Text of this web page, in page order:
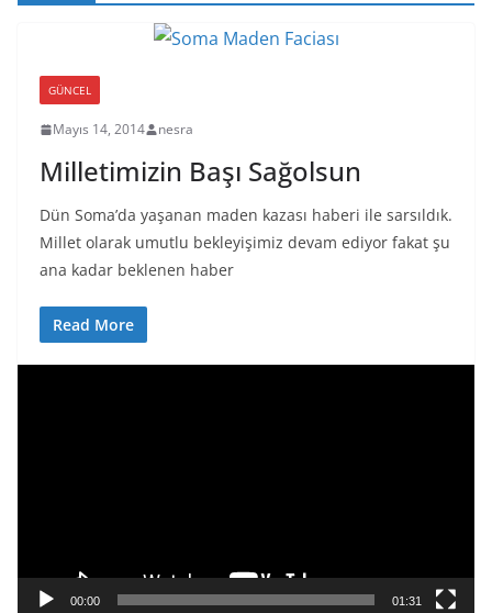
GÜNCEL
Mayıs 14, 2014 nesra
Milletimizin Başı Sağolsun
Dün Soma’da yaşanan maden kazası haberi ile sarsıldık.
Millet olarak umutlu bekleyişimiz devam ediyor fakat şu
ana kadar beklenen haber
Read More
00:00 01:31